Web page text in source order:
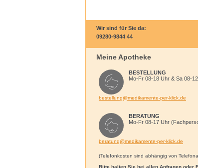
Wir sind für Sie da:
09280-9844 44
Meine Apotheke
BESTELLUNG
Mo-Fr 08-18 Uhr & Sa 08-
bestellung@medikamente-per-klick.de
BERATUNG
Mo-Fr 08-17 Uhr
beratung@medikamente-per-klick.de
(Telefonkosten sind abhängig von
Bitte halten Sie bei allen Anfragen oder